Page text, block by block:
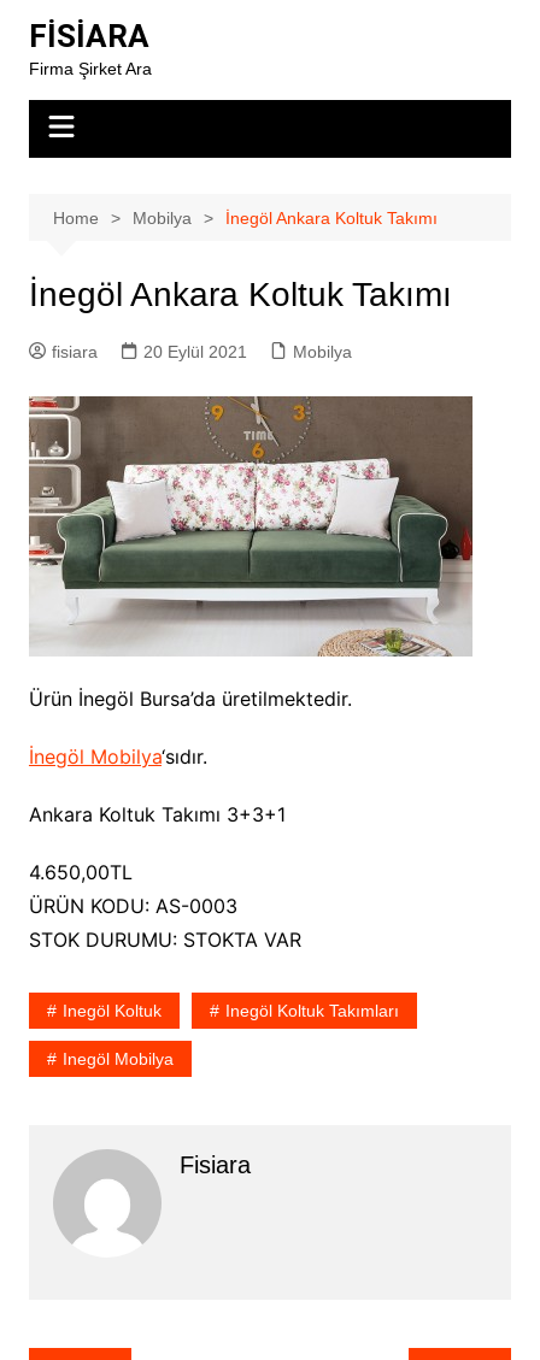
content
FİSİARA
Firma Şirket Ara
Home Mobilya İnegöl Ankara Koltuk Takımı
İnegöl Ankara Koltuk Takımı
fisiara 20 Eylül 2021 Mobilya
Ürün İnegöl Bursa’da üretilmektedir.
İnegöl Mobilya‘sıdır.
Ankara Koltuk Takımı 3+3+1
4.650,00TL
ÜRÜN KODU: AS-0003
STOK DURUMU: STOKTA VAR
Inegöl Koltuk Inegöl Koltuk Takımları
Inegöl Mobilya
Fisiara